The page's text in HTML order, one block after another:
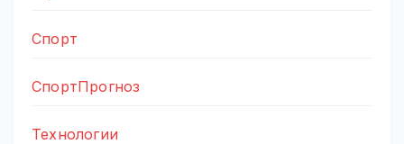
Спорт
СпортПрогноз
Технологии